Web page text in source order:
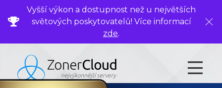
Vyšší výkon a dostupnost než u největších
světových poskytovatelů! Více informací
zde.